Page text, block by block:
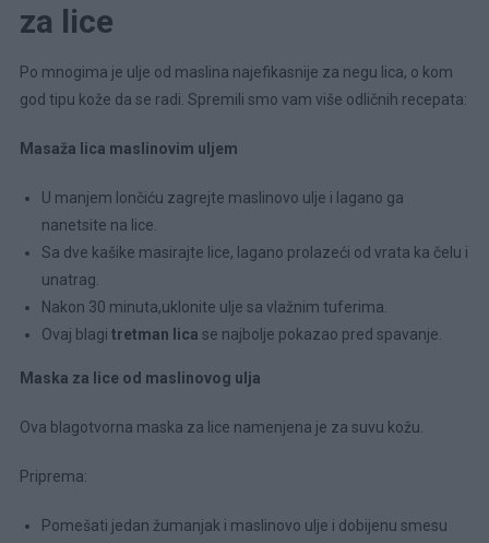
za lice
Po mnogima je ulje od maslina najefikasnije za negu lica, o kom
god tipu kože da se radi. Spremili smo vam više odličnih recepata:
Masaža lica maslinovim uljem
U manjem lončiću zagrejte maslinovo ulje i lagano ga
nanetsite na lice.
Sa dve kašike masirajte lice, lagano prolazeći od vrata ka čelu i
unatrag.
Nakon 30 minuta,uklonite ulje sa vlažnim tuferima.
Ovaj blagi tretman lica se najbolje pokazao pred spavanje.
Maska za lice od maslinovog ulja
Ova blagotvorna maska za lice namenjena je za suvu kožu.
Priprema:
Pomešati jedan žumanjak i maslinovo ulje i dobijenu smesu